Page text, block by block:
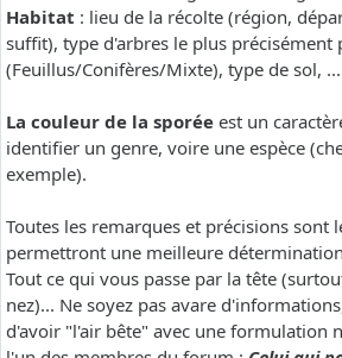
Habitat : lieu de la récolte (région,
suffit), type d'arbres le plus précisément
(Feuillus/Conifères/Mixte), type de sol, ...
La couleur de la sporée est un
identifier un genre, voire une espèce
exemple).
Toutes les remarques et précisions sont
permettront une meilleure
Tout ce qui vous passe par la tête
nez)... Ne soyez pas avare
d'avoir "l'air bête" avec une formulation